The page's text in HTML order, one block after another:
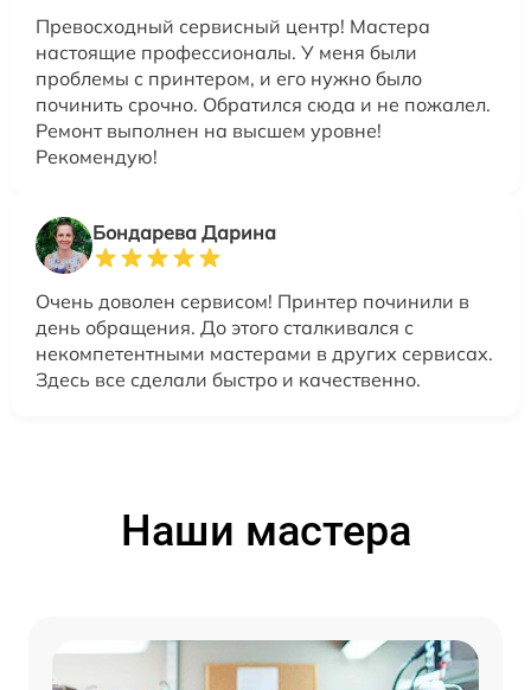
Превосходный сервисный центр! Мастера
настоящие профессионалы. У меня были
проблемы с принтером, и его нужно было
починить срочно. Обратился сюда и не пожалел.
Ремонт выполнен на высшем уровне!
Рекомендую!
Бондарева Дарина
Очень доволен сервисом! Принтер починили в
день обращения. До этого сталкивался с
некомпетентными мастерами в других сервисах.
Здесь все сделали быстро и качественно.
Наши мастера